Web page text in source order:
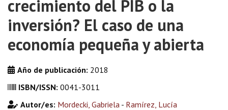
crecimiento del PIB o la
inversión? El caso de una
economía pequeña y abierta
Año de publicación: 2018
ISBN/ISSN: 0041-3011
Autor/es: Mordecki, Gabriela - Ramírez, Lucía